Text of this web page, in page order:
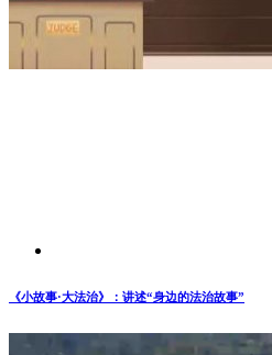
《小故事·大法治》：讲述“身边的法治故事”